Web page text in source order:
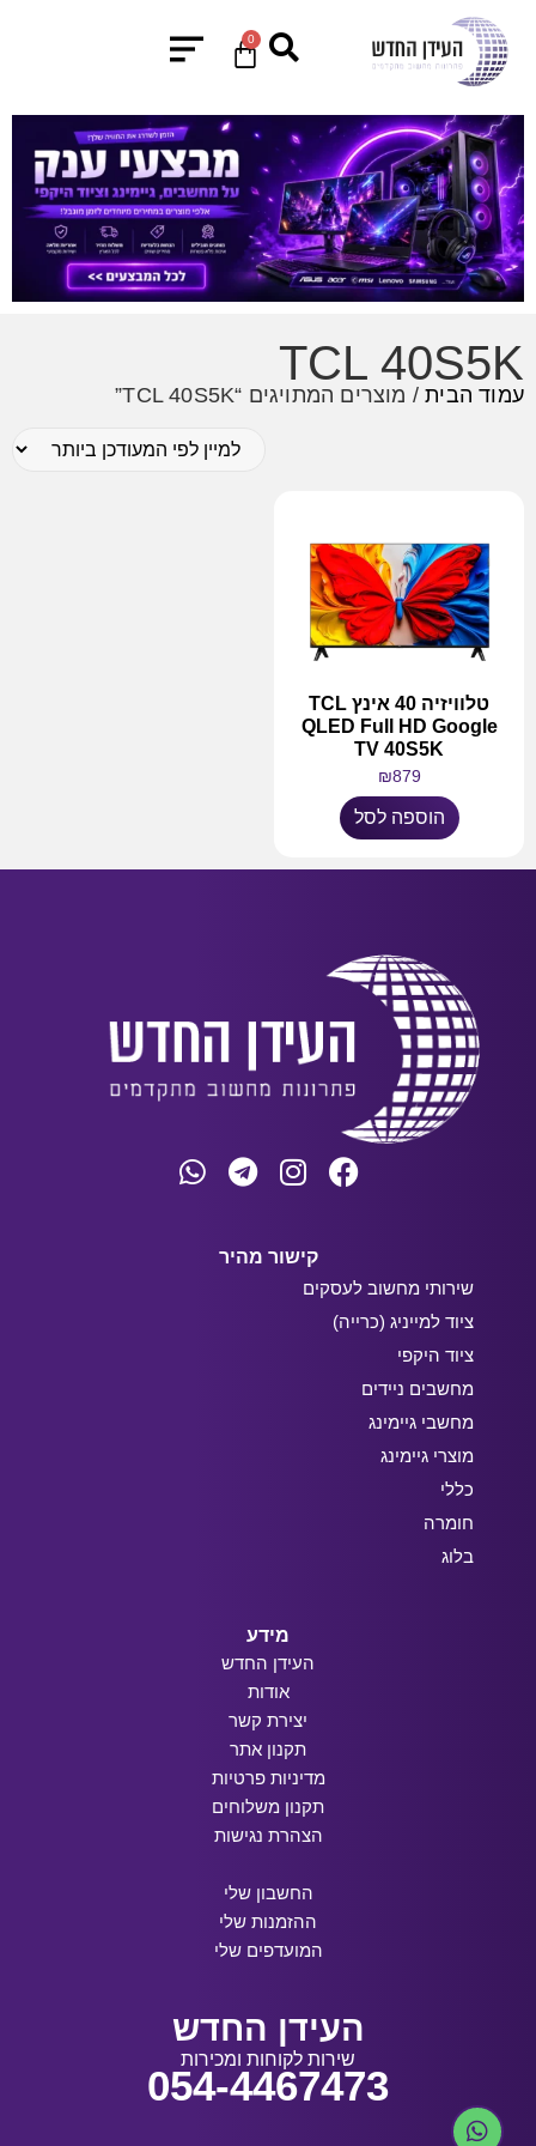
0
TCL 40S5K
עמוד הבית/ מוצרים המתויגים “TCL 40S5K”
טלוויזיה 40 אינץ TCL
QLED Full HD Google
TV 40S5K
₪879
הוספה לסל
קישור מהיר
שירותי מחשוב לעסקים
ציוד למייניג (כרייה)
ציוד היקפי
מחשבים ניידים
מחשבי גיימינג
מוצרי גיימינג
כללי
חומרה
בלוג
מידע
העידן החדש
אודות
יצירת קשר
תקנון אתר
מדיניות פרטיות
תקנון משלוחים
הצהרת נגישות
החשבון שלי
ההזמנות שלי
המועדפים שלי
העידן החדש
שירות לקוחות ומכירות
054-4467473